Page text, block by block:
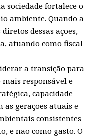
sociedade fortalece o
ambiente. Quando a
dessas ações,
atuando como fiscal
a transição para
responsável e
capacidade
as gerações atuais e
consistentes
e não como gasto. O